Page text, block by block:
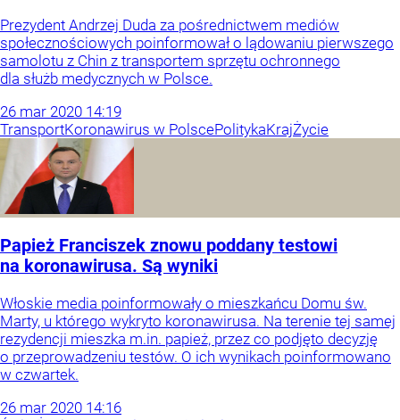
Prezydent Andrzej Duda za pośrednictwem mediów
społecznościowych poinformował o lądowaniu pierwszego
samolotu z Chin z transportem sprzętu ochronnego
dla służb medycznych w Polsce.
26 mar 2020 14:19
TransportKoronawirus w PolscePolitykaKrajŻycie
Papież Franciszek znowu poddany testowi
na koronawirusa. Są wyniki
Włoskie media poinformowały o mieszkańcu Domu św.
Marty, u którego wykryto koronawirusa. Na terenie tej samej
rezydencji mieszka m.in. papież, przez co podjęto decyzję
o przeprowadzeniu testów. O ich wynikach poinformowano
w czwartek.
26 mar 2020 14:16